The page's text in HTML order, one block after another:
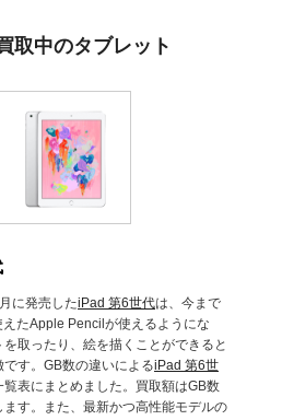
取中のタブレット
に発売したiPad 第6世代は、今まで
たApple Pencilが使えるようにな
を取ったり、絵を描くことができると
す。GB数の違いによるiPad 第6世
覧表にまとめました。買取額はGB数
ます。また、最新かつ高性能モデルの